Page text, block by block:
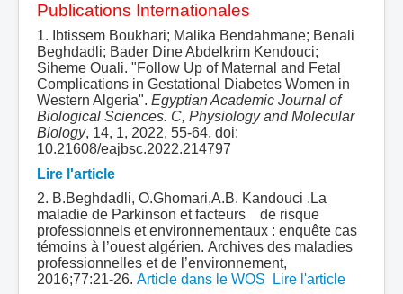
Publications Internationales
1. Ibtissem Boukhari; Malika Bendahmane; Benali
Beghdadli; Bader Dine Abdelkrim Kendouci;
Siheme Ouali. "Follow Up of Maternal and Fetal
Complications in Gestational Diabetes Women in
Western Algeria". Egyptian Academic Journal of
Biological Sciences. C, Physiology and Molecular
Biology, 14, 1, 2022, 55-64. doi:
10.21608/eajbsc.2022.214797
Lire l'article
2. B.Beghdadli, O.Ghomari,A.B. Kandouci .La
maladie de Parkinson et facteurs de risque
professionnels et environnementaux : enquête cas
témoins à l’ouest algérien. Archives des maladies
professionnelles et de l’environnement,
2016;77:21-26. Article dans le WOS
Lire l'article